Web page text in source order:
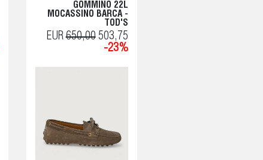
GOMMINO 22L
MOCASSINO BARCA -
TOD'S
EUR650,00503,75
-23%